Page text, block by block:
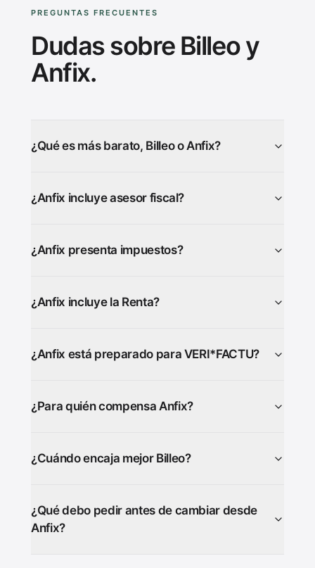
PREGUNTAS FRECUENTES
Dudas sobre Billeo y
Anfix.
¿Qué es más barato, Billeo o Anfix?
¿Anfix incluye asesor fiscal?
¿Anfix presenta impuestos?
¿Anfix incluye la Renta?
¿Anfix está preparado para VERI*FACTU?
¿Para quién compensa Anfix?
¿Cuándo encaja mejor Billeo?
¿Qué debo pedir antes de cambiar desde
Anfix?